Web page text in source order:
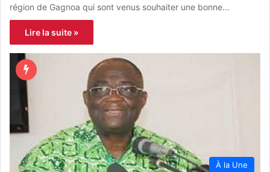
région de Gagnoa qui sont venus souhaiter une bonne…
Lire la suite »
À la Une